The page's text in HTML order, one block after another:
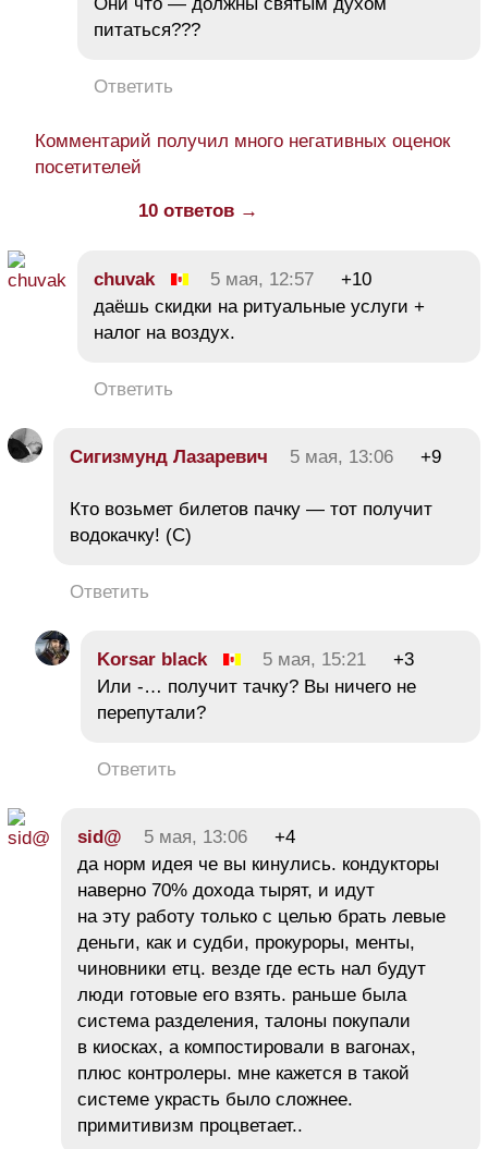
питаться???
Ответить
Комментарий получил много негативных оценок
посетителей
10 ответов →
chuvak 5 мая, 12:57
+10
даёшь скидки на ритуальные услуги +
налог на воздух.
Ответить
Сигизмунд Лазаревич 5 мая, 13:06 +9
Кто возьмет билетов пачку — тот получит
водокачку! (С)
Ответить
Korsar black 5 мая, 15:21
+3
Или -… получит тачку? Вы ничего не
перепутали?
Ответить
sid@ 5 мая, 13:06
+4
да норм идея че вы кинулись. кондукторы
наверно 70% дохода тырят, и идут
на эту работу только с целью брать левые
деньги, как и судби, прокуроры, менты,
чиновники етц. везде где есть нал будут
люди готовые его взять. раньше была
система разделения, талоны покупали
в киосках, а компостировали в вагонах,
плюс контролеры. мне кажется в такой
системе украсть было сложнее.
примитивизм процветает..